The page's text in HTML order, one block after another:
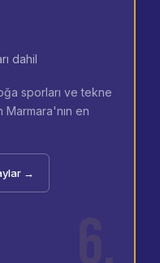
dahil
sporları ve tekne
Marmara'nın en
→